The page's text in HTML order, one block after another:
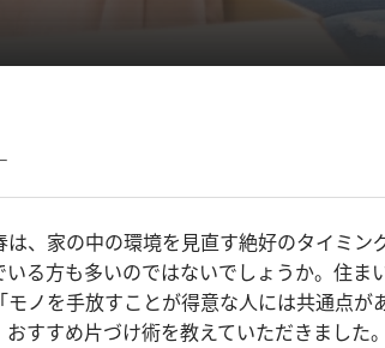
、家の中の環境を見直す絶好のタイミン
いる方も多いのではないでしょうか。住ま
ノを手放すことが得意な人には共通点が
すすめ片づけ術を教えていただきました。